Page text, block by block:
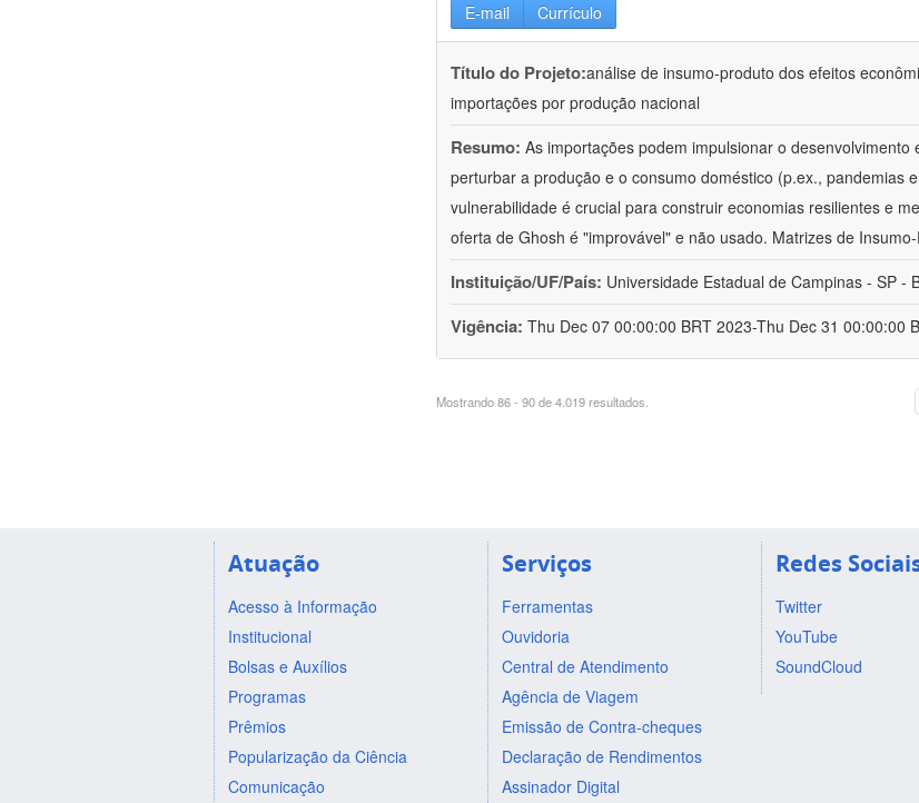
E-mail Currículo
Título do Projeto:análise de insumo-produto dos efeitos
importações por produção nacional
Resumo: As importações podem impulsionar o
perturbar a produção e o consumo doméstico (p.ex., pandemias
vulnerabilidade é crucial para construir economias resilientes e
oferta de Ghosh é "improvável" e não usado. Matrizes de
Instituição/UF/País: Universidade Estadual de Campinas - SP -
Vigência: Thu Dec 07 00:00:00 BRT 2023-Thu Dec 31 00:00:00
Mostrando 86 - 90 de 4.019 resultados.
Atuação
Acesso à Informação
Institucional
Bolsas e Auxílios
Programas
Prêmios
Popularização da Ciência
Comunicação
Serviços
Ferramentas
Ouvidoria
Central de Atendimento
Agência de Viagem
Emissão de Contra-cheques
Declaração de Rendimentos
Assinador Digital
Redes
Twitter
YouTube
SoundCloud